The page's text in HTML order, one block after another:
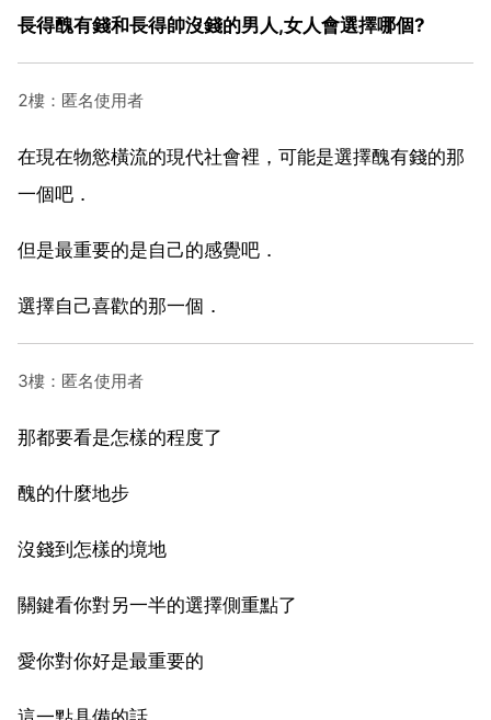
長得醜有錢和長得帥沒錢的男人,女人會選擇哪個?
2樓：匿名使用者
在現在物慾橫流的現代社會裡，可能是選擇醜有錢的那
一個吧．
但是最重要的是自己的感覺吧．
選擇自己喜歡的那一個．
3樓：匿名使用者
那都要看是怎樣的程度了
醜的什麼地步
沒錢到怎樣的境地
關鍵看你對另一半的選擇側重點了
愛你對你好是最重要的